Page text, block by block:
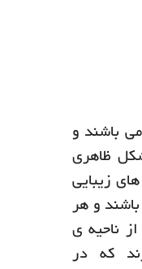
باشند و
ظاهری
زیبایی
و هر
ناحیه ی
که در